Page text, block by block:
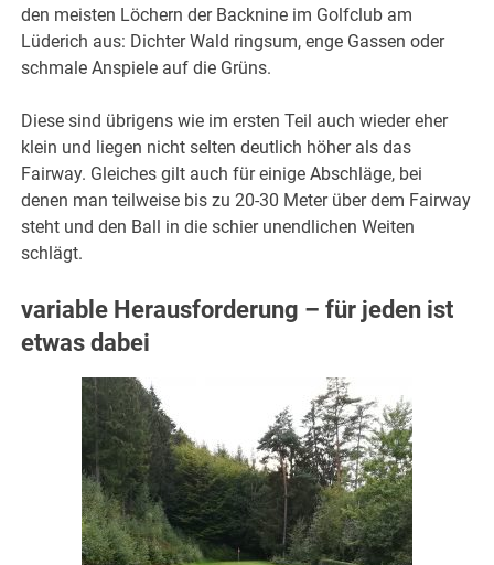
den meisten Löchern der Backnine im Golfclub am
Lüderich aus: Dichter Wald ringsum, enge Gassen oder
schmale Anspiele auf die Grüns.
Diese sind übrigens wie im ersten Teil auch wieder eher
klein und liegen nicht selten deutlich höher als das
Fairway. Gleiches gilt auch für einige Abschläge, bei
denen man teilweise bis zu 20-30 Meter über dem Fairway
steht und den Ball in die schier unendlichen Weiten
schlägt.
variable Herausforderung – für jeden ist
etwas dabei